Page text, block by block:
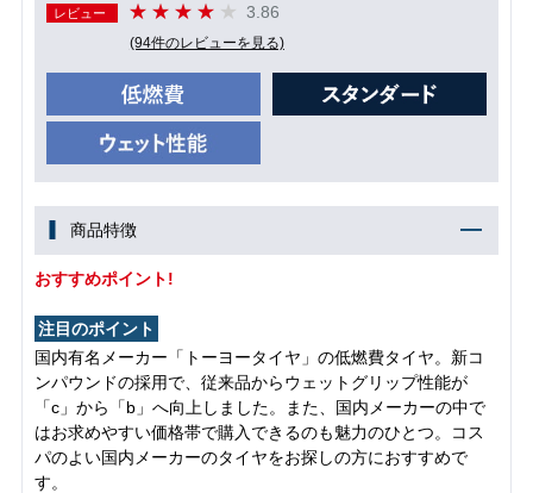
レビュー 3.86
(94件のレビューを見る)
商品特徴
おすすめポイント!
注目のポイント
国内有名メーカー「トーヨータイヤ」の低燃費タイヤ。新コ
ンパウンドの採用で、従来品からウェットグリップ性能が
「c」から「b」へ向上しました。また、国内メーカーの中で
はお求めやすい価格帯で購入できるのも魅力のひとつ。コス
パのよい国内メーカーのタイヤをお探しの方におすすめで
す。